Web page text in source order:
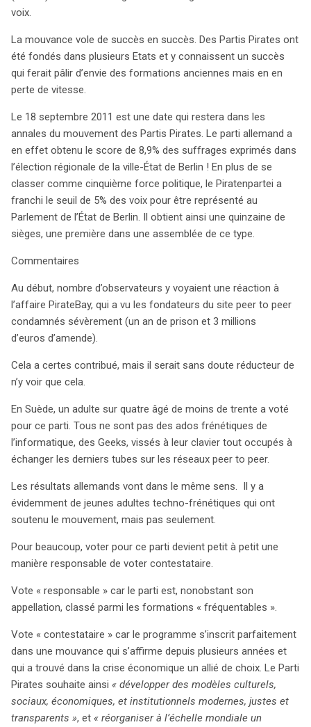
voix.
La mouvance vole de succès en succès. Des Partis Pirates ont
été fondés dans plusieurs Etats et y connaissent un succès
qui ferait pâlir d’envie des formations anciennes mais en en
perte de vitesse.
Le 18 septembre 2011 est une date qui restera dans les
annales du mouvement des Partis Pirates. Le parti allemand a
en effet obtenu le score de 8,9% des suffrages exprimés dans
l’élection régionale de la ville-État de Berlin ! En plus de se
classer comme cinquième force politique, le Piratenpartei a
franchi le seuil de 5% des voix pour être représenté au
Parlement de l’État de Berlin. Il obtient ainsi une quinzaine de
sièges, une première dans une assemblée de ce type.
Commentaires
Au début, nombre d’observateurs y voyaient une réaction à
l’affaire PirateBay, qui a vu les fondateurs du site peer to peer
condamnés sévèrement (un an de prison et 3 millions
d’euros d’amende).
Cela a certes contribué, mais il serait sans doute réducteur de
n’y voir que cela.
En Suède, un adulte sur quatre âgé de moins de trente a voté
pour ce parti. Tous ne sont pas des ados frénétiques de
l’informatique, des Geeks, vissés à leur clavier tout occupés à
échanger les derniers tubes sur les réseaux peer to peer.
Les résultats allemands vont dans le même sens. Il y a
évidemment de jeunes adultes techno-frénétiques qui ont
soutenu le mouvement, mais pas seulement.
Pour beaucoup, voter pour ce parti devient petit à petit une
manière responsable de voter contestataire.
Vote « responsable » car le parti est, nonobstant son
appellation, classé parmi les formations « fréquentables ».
Vote « contestataire » car le programme s’inscrit parfaitement
dans une mouvance qui s’affirme depuis plusieurs années et
qui a trouvé dans la crise économique un allié de choix. Le Parti
Pirates souhaite ainsi « développer des modèles culturels,
sociaux, économiques, et institutionnels modernes, justes et
transparents », et « réorganiser à l’échelle mondiale un